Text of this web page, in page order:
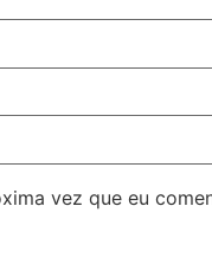
vez que eu